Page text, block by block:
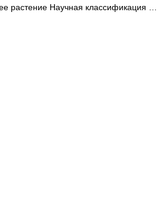
растение Научная классификация …